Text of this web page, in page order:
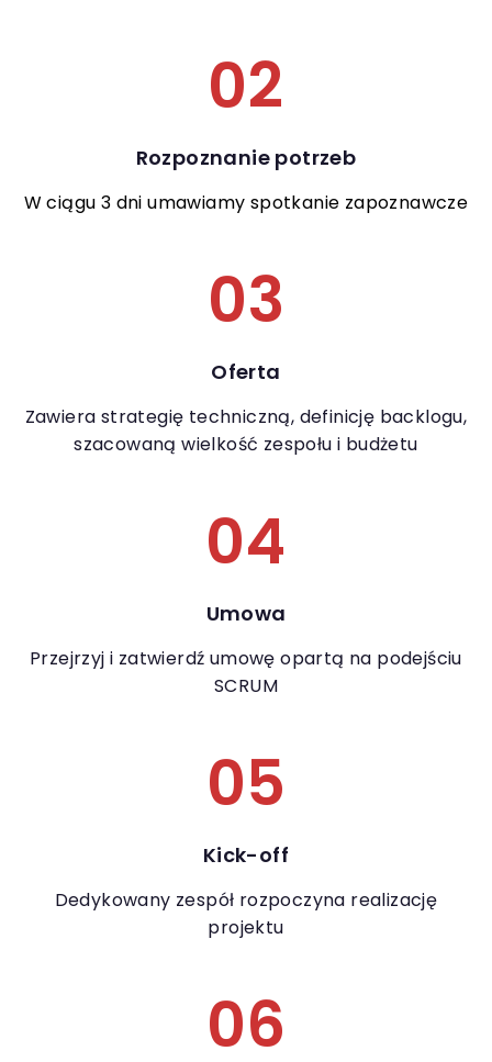
02
Rozpoznanie potrzeb
W ciągu 3 dni umawiamy spotkanie zapoznawcze
03
Oferta
Zawiera strategię techniczną, definicję backlogu,
szacowaną wielkość zespołu i budżetu
04
Umowa
Przejrzyj i zatwierdź umowę opartą na podejściu
SCRUM
05
Kick-off
Dedykowany zespół rozpoczyna realizację
projektu
06